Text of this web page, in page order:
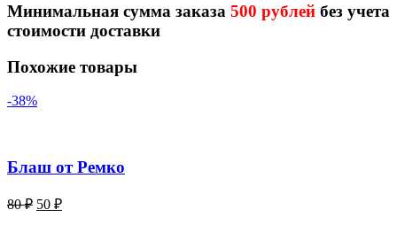
Минимальная сумма заказа 500 рублей без учета
стоимости доставки
Похожие товары
-38%
Блаш от Ремко
80₽ Первоначальная
50 ₽Текущая